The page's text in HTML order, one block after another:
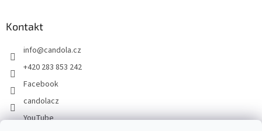
Kontakt
info@candola.cz
+420 283 853 242
Facebook
candolacz
YouTube